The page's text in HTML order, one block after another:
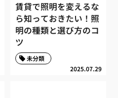
賃貸で照明を変えるな
ら知っておきたい！照
明の種類と選び方のコ
ツ
2025.07.29
未分類